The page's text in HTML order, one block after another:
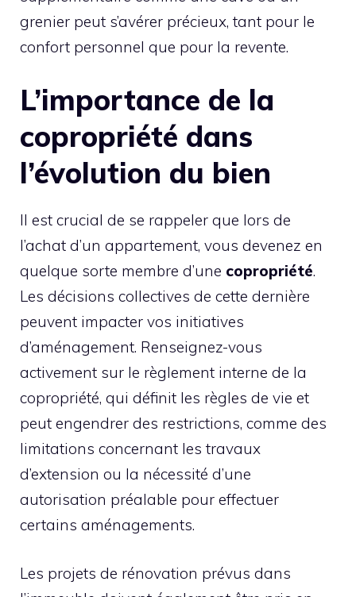
grenier peut s’avérer précieux, tant pour le
confort personnel que pour la revente.
L’importance de la
copropriété dans
l’évolution du bien
Il est crucial de se rappeler que lors de
l’achat d’un appartement, vous devenez en
quelque sorte membre d’une copropriété.
Les décisions collectives de cette dernière
peuvent impacter vos initiatives
d’aménagement. Renseignez-vous
activement sur le règlement interne de la
copropriété, qui définit les règles de vie et
peut engendrer des restrictions, comme des
limitations concernant les travaux
d’extension ou la nécessité d’une
autorisation préalable pour effectuer
certains aménagements.
Les projets de rénovation prévus dans